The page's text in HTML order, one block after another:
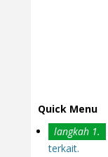
Quick Menu
langkah 1.
terkait.